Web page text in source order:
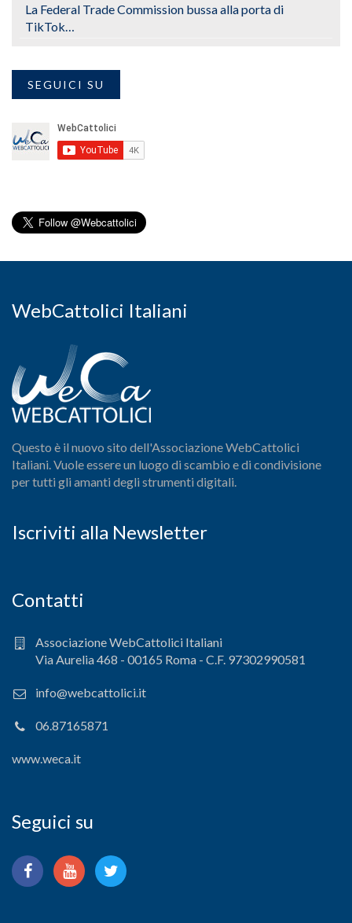
La Federal Trade Commission bussa alla porta di
TikTok…
SEGUICI SU
WebCattolici Italiani
Questo è il nuovo sito dell'Associazione WebCattolici
Italiani. Vuole essere un luogo di scambio e di condivisione
per tutti gli amanti degli strumenti digitali.
Iscriviti alla Newsletter
Contatti
Associazione WebCattolici Italiani
Via Aurelia 468 - 00165 Roma - C.F. 97302990581
info@webcattolici.it
06.87165871
www.weca.it
Seguici su